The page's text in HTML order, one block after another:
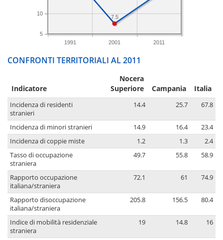
1991 2001 2011
5
10
7.5
CONFRONTI TERRITORIALI AL 2011
Indicatore
Nocera
Superiore
Campania Italia
Incidenza di residenti
stranieri
14.4 25.7 67.8
Incidenza di minori stranieri 14.9 16.4
23.4
Incidenza di coppie miste
1.2 1.3
2.4
Tasso di occupazione
straniera
49.7 55.8 58.9
Rapporto occupazione
italiana/straniera
72.1 61 74.9
Rapporto disoccupazione
italiana/straniera
205.8 156.5 80.4
Indice di mobilità residenziale
straniera
19 14.8 16